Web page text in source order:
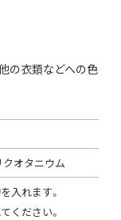
の衣類などへの色
クオタニウム
入れます。
ください。